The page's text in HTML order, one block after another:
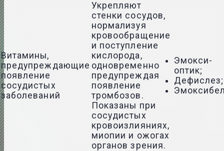
Витамины,
предупреждающие
появление
сосудистых
заболеваний
Укрепляют
стенки сосудов,
нормализуя
кровообращение
и поступление
кислорода,
одновременно
предупреждая
появление
тромбозов.
Показаны при
сосудистых
кровоизлияниях,
миопии и ожогах
органов зрения.
Эмокси-
оптик;
Дефислез;